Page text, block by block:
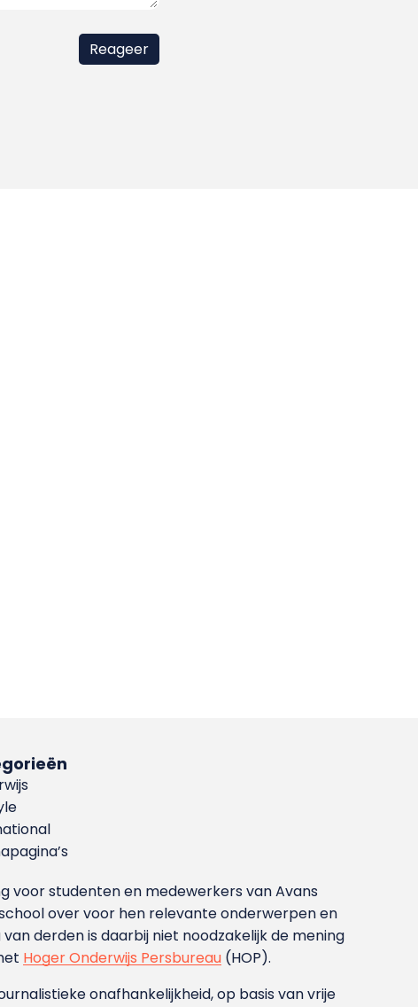
voor studenten en medewerkers van Avans
over voor hen relevante onderwerpen en
derden is daarbij niet noodzakelijk de mening
Hoger Onderwijs Persbureau (HOP).
onafhankelijkheid, op basis van vrije